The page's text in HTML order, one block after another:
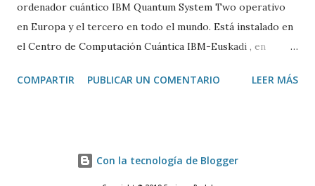
ordenador cuántico IBM Quantum System Two operativo
en Europa y el tercero en todo el mundo. Está instalado en
el Centro de Computación Cuántica IBM-Euskadi , en
siete metros de ancho por 4 de alto. Está encerrado en una
funcionamiento. La base de un ordenador cuántico son los
COMPARTIR PUBLICAR UN COMENTARIO LEER MÁS
Con la tecnología de Blogger